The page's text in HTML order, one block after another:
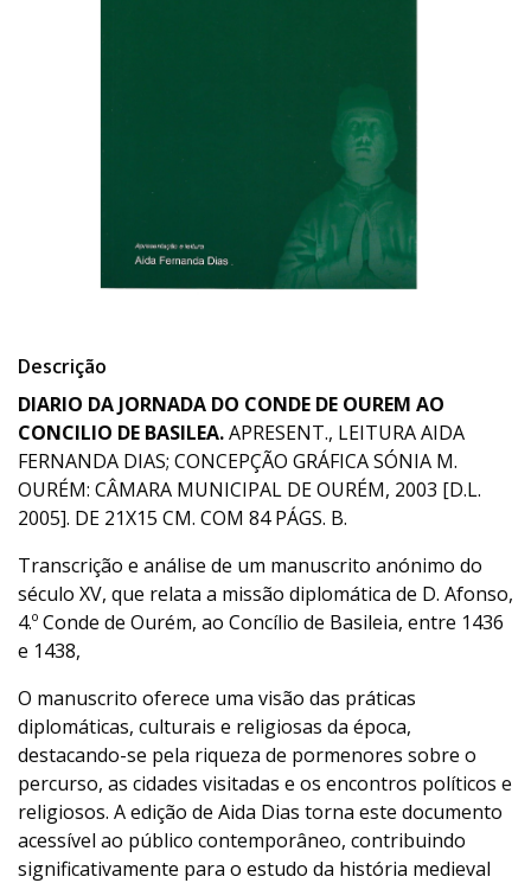
Descrição
DIARIO DA JORNADA DO CONDE DE OUREM AO
CONCILIO DE BASILEA.APRESENT., LEITURA AIDA
FERNANDA DIAS; CONCEPÇÃO GRÁFICA SÓNIA M.
OURÉM: CÂMARA MUNICIPAL DE OURÉM, 2003 [D.L.
2005]. DE 21X15 CM. COM 84 PÁGS. B.
Transcrição e análise de um manuscrito anónimo do
século XV, que relata a missão diplomática de D. Afonso,
4.º Conde de Ourém, ao Concílio de Basileia, entre 1436
e 1438,
O manuscrito oferece uma visão das práticas
diplomáticas, culturais e religiosas da época,
destacando-se pela riqueza de pormenores sobre o
percurso, as cidades visitadas e os encontros políticos e
religiosos. A edição de Aida Dias torna este documento
acessível ao público contemporâneo, contribuindo
significativamente para o estudo da história medieval